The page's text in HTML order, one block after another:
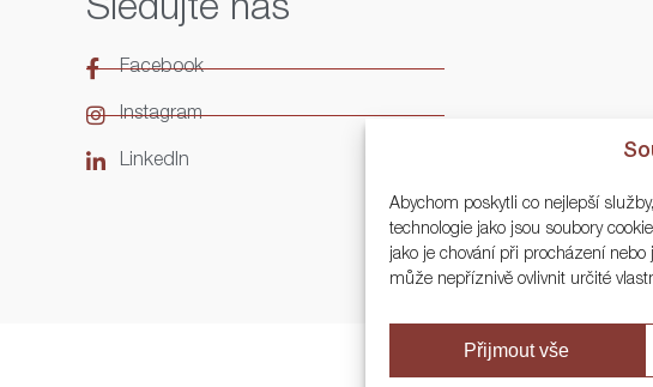
Abychom poskytli co nejlepší
technologie jako jsou soubory
jako je chování při procházení
může nepříznivě ovlivnit určité
Přijmout vše
Sledujte nás
Facebook
Instagram
LinkedIn